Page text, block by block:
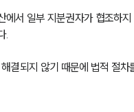
법률정보
에서 일부 지분권자가 협조하지
.
결되지 않기 때문에 법적 절차